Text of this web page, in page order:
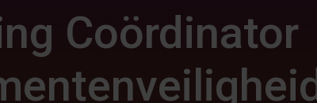
Coördinator